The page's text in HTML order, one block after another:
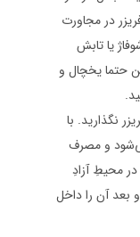
در مجاورت
یا تابش
حتما یخچال و
نگذارید. با
می‌شود و مصرف
محیطِ آزادِ
بعد آن را داخل